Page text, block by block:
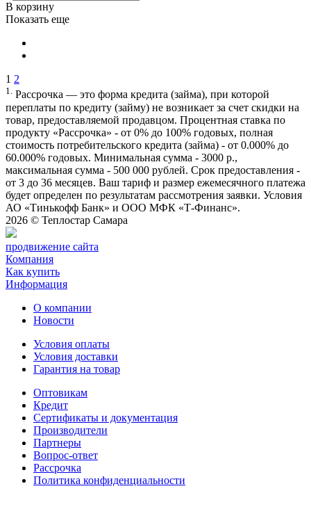
В корзину
Показать еще
1 2
1. Рассрочка — это форма кредита (займа), при которой
переплаты по кредиту (займу) не возникает за счет скидки на
товар, предоставляемой продавцом. Процентная ставка по
продукту «Рассрочка» - от 0% до 100% годовых, полная
стоимость потребительского кредита (займа) - от 0.000% до
60.000% годовых. Минимальная сумма - 3000 р.,
максимальная сумма - 500 000 рублей. Срок предоставления -
от 3 до 36 месяцев. Ваш тариф и размер ежемесячного платежа
будет определен по результатам рассмотрения заявки. Условия
АО «Тинькофф Банк» и ООО МФК «Т-Финанс».
2026 © Теплостар Самара
продвижение сайта
Компания
Как купить
Информация
О компании
Новости
Условия оплаты
Условия доставки
Гарантия на товар
Оптовикам
Кредит
Сертификаты и документация
Производители
Партнеры
Вопрос-ответ
Рассрочка
Политика конфиденциальности